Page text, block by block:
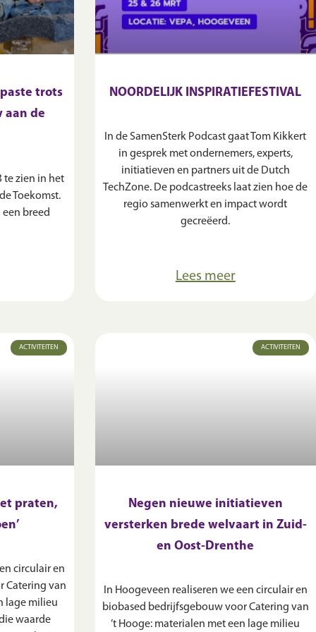
trots
aan de
te zien in het
Toekomst.
breed
NOORDELIJK INSPIRATIEFESTIVAL
In de SamenSterk Podcast gaat Tom Kikkert
in gesprek met ondernemers, experts,
initiatieven en partners uit de Dutch
TechZone. De podcastreeks laat zien hoe de
regio samenwerkt en impact wordt
gecreëerd.
Lees meer
ACTIVITEITEN
praten,
circulair en
Catering van
lage milieu
waarde
ACTIVITEITEN
Negen nieuwe initiatieven
versterken brede welvaart in Zuid-
en Oost-Drenthe
In Hoogeveen realiseren we een circulair en
biobased bedrijfsgebouw voor Catering van
’t Hooge: materialen met een lage milieu